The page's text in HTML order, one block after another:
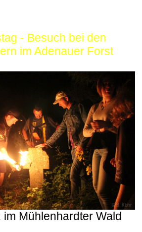
- Besuch bei den
im Adenauer Forst
Mühlenhardter Wald